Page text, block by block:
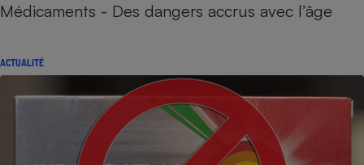
Médicaments - Des dangers accrus avec l’âge
ACTUALITÉ